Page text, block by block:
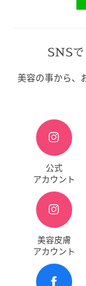
SNSで
美容の事から、
公式
アカウント
美容皮膚
アカウント